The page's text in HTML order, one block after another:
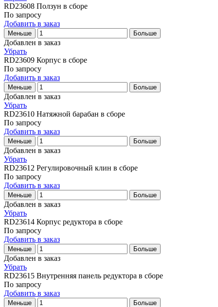
RD23608 Ползун в сборе
По запросу
Добавить в заказ
Меньше Больше
Добавлен в заказ
Убрать
RD23609 Корпус в сборе
По запросу
Добавить в заказ
Меньше Больше
Добавлен в заказ
Убрать
RD23610 Натяжной барабан в сборе
По запросу
Добавить в заказ
Меньше Больше
Добавлен в заказ
Убрать
RD23612 Регулировочный клин в сборе
По запросу
Добавить в заказ
Меньше Больше
Добавлен в заказ
Убрать
RD23614 Корпус редуктора в сборе
По запросу
Добавить в заказ
Меньше Больше
Добавлен в заказ
Убрать
RD23615 Внутренняя панель редуктора в сборе
По запросу
Добавить в заказ
Меньше Больше